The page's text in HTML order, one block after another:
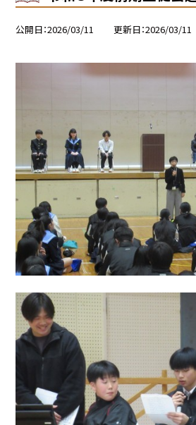
公開日 2026/03/11 更新日 2026/03/11